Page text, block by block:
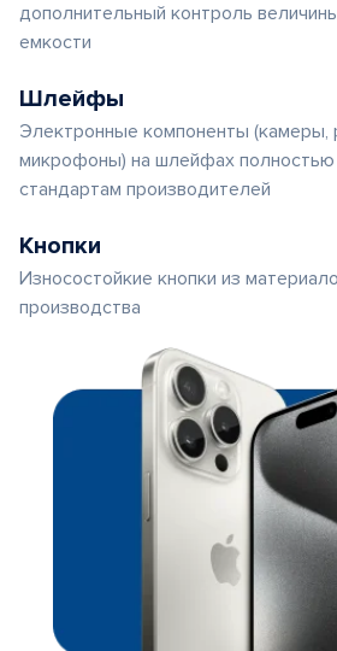
дополнительный контроль
емкости
Шлейфы
Электронные компоненты (камеры,
микрофоны) на шлейфах полностью
стандартам производителей
Кнопки
Износостойкие кнопки из
производства